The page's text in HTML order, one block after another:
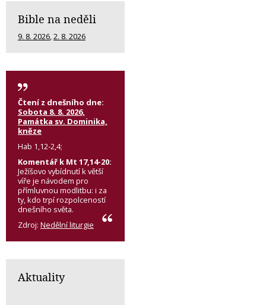
Bible na neděli
9. 8. 2026,2. 8. 2026
Čtení z dnešního dne:
Sobota 8. 8. 2026,
Památka sv. Dominika,
kněze
Hab 1,12-2,4;
Komentář k Mt 17,14-20:
Ježíšovo vybídnutí k větší
víře je návodem pro
přímluvnou modlitbu: i za
ty, kdo trpí rozpolceností
dnešního světa.
Zdroj: Nedělní liturgie
Aktuality